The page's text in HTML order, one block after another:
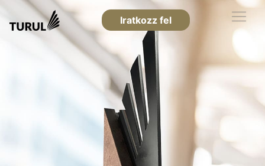
Iratkozz fel